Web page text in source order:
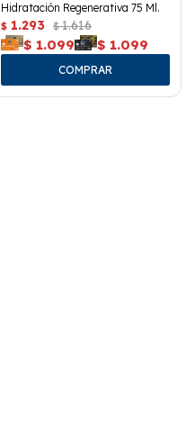
Hidratación Regenerativa 75 Ml.
$ 1.293 $ 1.616
$ 1.099 $ 1.099